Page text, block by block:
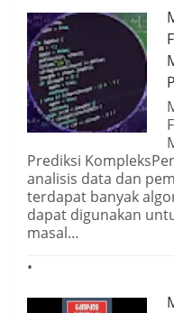
Prediksi
analisis data dan
terdapat banyak
dapat digunakan
masal…